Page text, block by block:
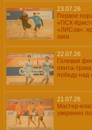
23.07.26
Первое
«ПСК-
«ЛИСов»:
лиги
22.07.26
Голевая
пента-
победу над
21.07.26
Мастер-
уверенно